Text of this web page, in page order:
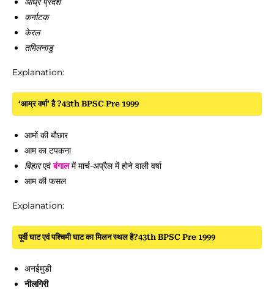
कर्नाटक
केरल
तमिलनाडु
Explanation:
‘आम्र वर्षा’ है ?43th BPSC Pre 1999
आमों की बौछार
आम का टपकना
बिहारएवंबंगालमें मार्च-अप्रैल में होने वाली वर्षा
आम की फसल
Explanation:
पूर्वी घाट एवं पश्चिमी घाट का मिलन स्थल है?43th BPSC Pre 1999
अनईमुडी
नीलगिरी